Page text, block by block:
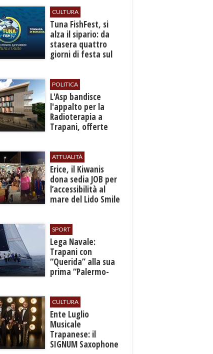
CULTURA
​Tuna FishFest, si
alza il sipario: da
stasera quattro
giorni di festa sul
POLITICA
L'Asp bandisce
l'appalto per la
Radioterapia a
Trapani, offerte
ATTUALITÀ
​Erice, il Kiwanis
dona sedia JOB per
l’accessibilità al
mare del Lido Smile
SPORT
​Lega Navale:
Trapani con
“Querida” alla sua
prima “Palermo-
CULTURA
Ente Luglio
Musicale
Trapanese: il
SIGNUM Saxophone